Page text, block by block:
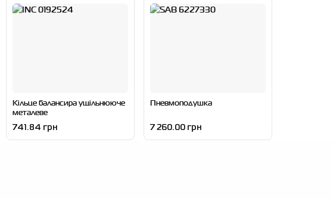
Кільце балансира ущільнююче
металеве
741.84 грн
Пневмоподушка
7 260.00 грн